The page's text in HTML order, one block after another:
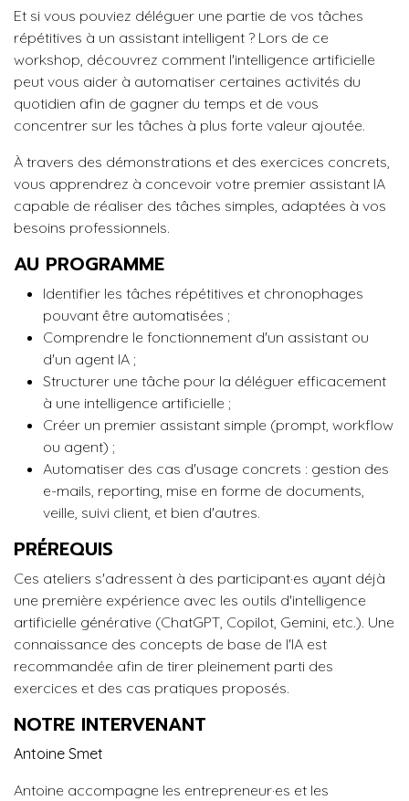
Et si vous pouviez déléguer une partie de vos tâches
répétitives à un assistant intelligent ? Lors de ce
workshop, découvrez comment l'intelligence artificielle
peut vous aider à automatiser certaines activités du
quotidien afin de gagner du temps et de vous
concentrer sur les tâches à plus forte valeur ajoutée.
À travers des démonstrations et des exercices concrets,
vous apprendrez à concevoir votre premier assistant IA
capable de réaliser des tâches simples, adaptées à vos
besoins professionnels.
AU PROGRAMME
Identifier les tâches répétitives et chronophages
pouvant être automatisées ;
Comprendre le fonctionnement d'un assistant ou
d'un agent IA ;
Structurer une tâche pour la déléguer efficacement
à une intelligence artificielle ;
Créer un premier assistant simple (prompt, workflow
ou agent) ;
Automatiser des cas d'usage concrets : gestion des
e-mails, reporting, mise en forme de documents,
veille, suivi client, et bien d'autres.
PRÉREQUIS
Ces ateliers s'adressent à des participant·es ayant déjà
une première expérience avec les outils d'intelligence
artificielle générative (ChatGPT, Copilot, Gemini, etc.). Une
connaissance des concepts de base de l'IA est
recommandée afin de tirer pleinement parti des
exercices et des cas pratiques proposés.
NOTRE INTERVENANT
Antoine Smet
Antoine accompagne les entrepreneur·es et les